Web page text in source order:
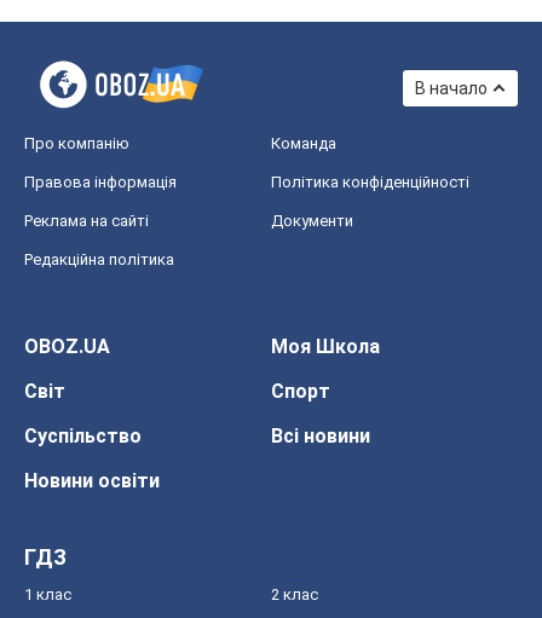
В начало
Про компанію Команда
Правова інформація Політика конфіденційності
Реклама на сайті Документи
Редакційна політика
OBOZ.UA
Моя Школа
Світ
Спорт
Суспільство
Всі новини
Новини освіти
ГДЗ
1 клас 2 клас